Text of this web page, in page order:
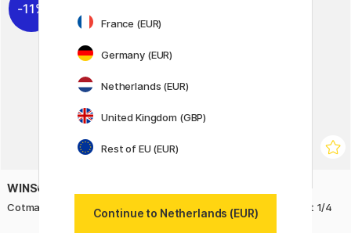
11%
WINSOR & NEWTON
Cotman Penseel 666 Maat 1/8 Cotman Penseel 666 Maat 1/4
France (EUR)
Germany (EUR)
Netherlands (EUR)
United Kingdom (GBP)
Rest of EU (EUR)
Continue to Netherlands (EUR)